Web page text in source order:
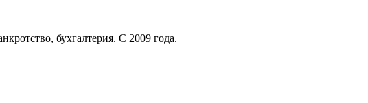
бухгалтерия. С 2009 года.